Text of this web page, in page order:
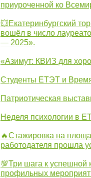
приуроченной ко
💥Екатеринбургский
вошёл в число
— 2025».
«Азимут: КВИЗ для
Студенты ЕТЭТ и
Патриотическая
Неделя психологии в
🔥Стажировка на
работодателя прошла
💯Три шага к успешной
профильных